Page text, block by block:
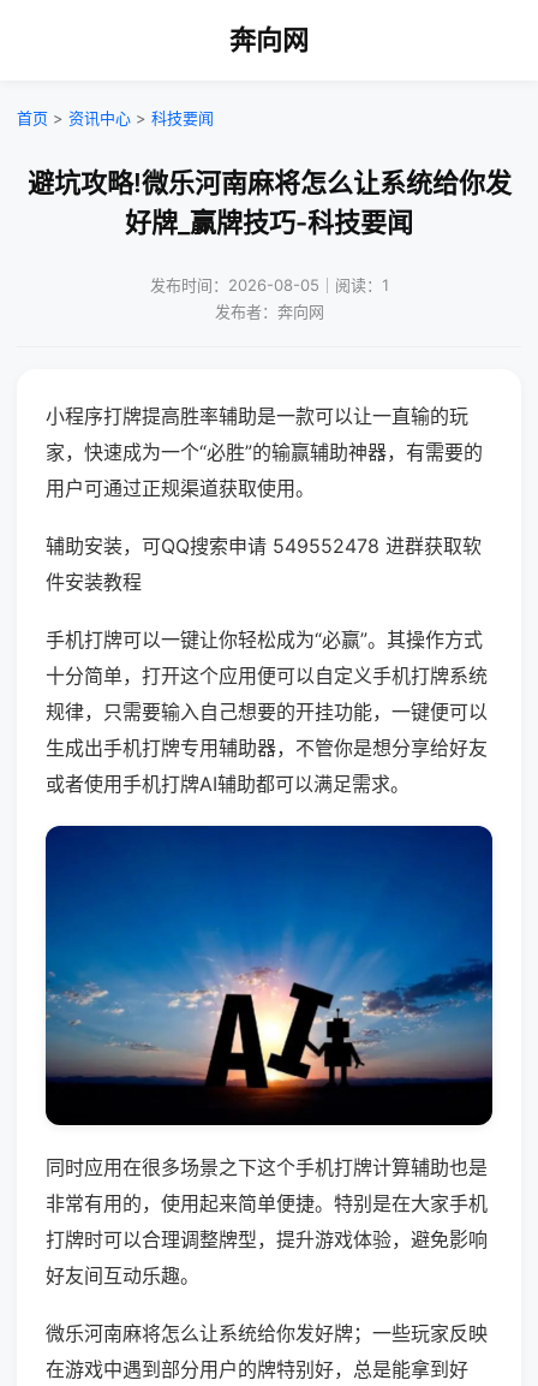
奔向网
首页 > 资讯中心 > 科技要闻
避坑攻略!微乐河南麻将怎么让系统给你发
好牌_赢牌技巧-科技要闻
发布时间：2026-08-05｜阅读：1
发布者：奔向网
小程序打牌提高胜率辅助是一款可以让一直输的玩
家，快速成为一个“必胜”的输赢辅助神器，有需要的
用户可通过正规渠道获取使用。
辅助安装，可QQ搜索申请 549552478 进群获取软
件安装教程
手机打牌可以一键让你轻松成为“必赢”。其操作方式
十分简单，打开这个应用便可以自定义手机打牌系统
规律，只需要输入自己想要的开挂功能，一键便可以
生成出手机打牌专用辅助器，不管你是想分享给好友
或者使用手机打牌AI辅助都可以满足需求。
同时应用在很多场景之下这个手机打牌计算辅助也是
非常有用的，使用起来简单便捷。特别是在大家手机
打牌时可以合理调整牌型，提升游戏体验，避免影响
好友间互动乐趣。
微乐河南麻将怎么让系统给你发好牌；一些玩家反映
在游戏中遇到部分用户的牌特别好，总是能拿到好